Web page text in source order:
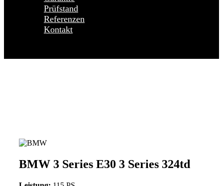
Prüfstand
Referenzen
Kontakt
BMW 3 Series E30 3 Series 324td